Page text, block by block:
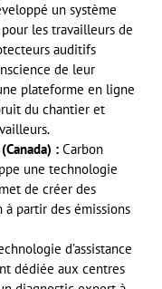
un système
les travailleurs de
auditifs
de leur
plateforme en ligne
du chantier et
: Carbon
une technologie
de créer des
partir des émissions
d’assistance
dédiée aux centres